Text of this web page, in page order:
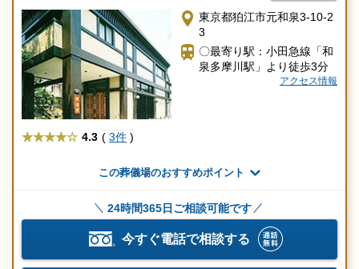
東京都狛江市元和泉3-10-2
3
〇最寄り駅：小田急線「和
泉多摩川駅」より徒歩3分
アクセス情報
★★★★ 4.3 ( 3件 )
この葬儀場のおすすめポイント
24時間365日ご相談可能です
今すぐ電話で相談する